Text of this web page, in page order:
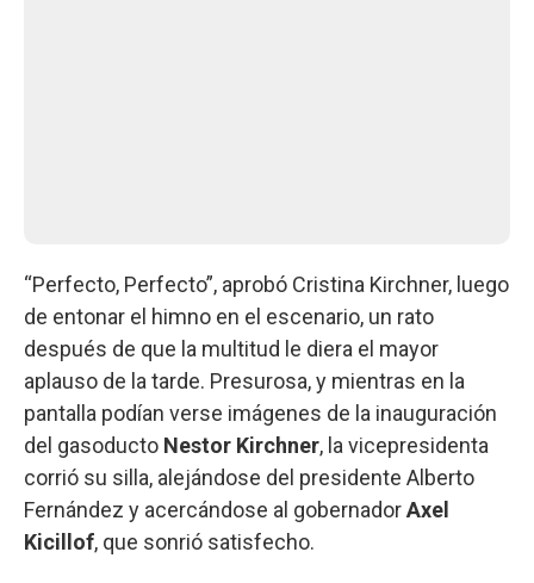
“Perfecto, Perfecto”, aprobó Cristina Kirchner, luego
de entonar el himno en el escenario, un rato
después de que la multitud le diera el mayor
aplauso de la tarde. Presurosa, y mientras en la
pantalla podían verse imágenes de la inauguración
del gasoducto Nestor Kirchner, la vicepresidenta
corrió su silla, alejándose del presidente Alberto
Fernández y acercándose al gobernadorAxel
Kicillof, que sonrió satisfecho.